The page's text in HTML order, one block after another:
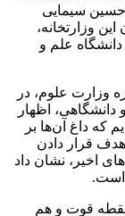
سیمایی
وزارتخانه،
دانشگاه علم و
وزارت علوم، در
اظهار
که داغ آن‌ها بر
قرار دادن
اخیر، نشان داد
است.
قوت و هم